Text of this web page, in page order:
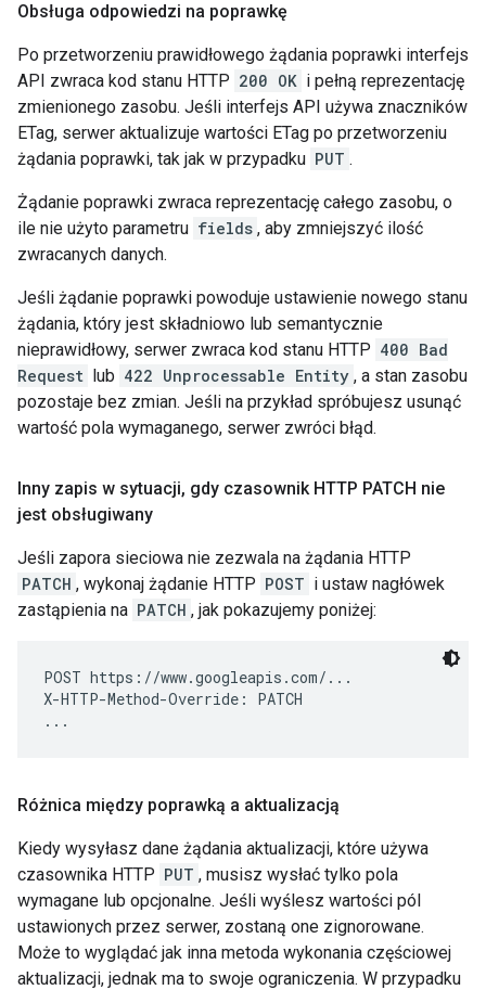
Obsługa odpowiedzi na poprawkę
Po przetworzeniu prawidłowego żądania poprawki interfejs
API zwraca kod stanu HTTP 200 OK i pełną reprezentację
zmienionego zasobu. Jeśli interfejs API używa znaczników
ETag, serwer aktualizuje wartości ETag po przetworzeniu
żądania poprawki, tak jak w przypadku PUT .
Żądanie poprawki zwraca reprezentację całego zasobu, o
ile nie użyto parametru fields , aby zmniejszyć ilość
zwracanych danych.
Jeśli żądanie poprawki powoduje ustawienie nowego stanu
żądania, który jest składniowo lub semantycznie
nieprawidłowy, serwer zwraca kod stanu HTTP 400 Bad
Request lub 422 Unprocessable Entity , a stan zasobu
pozostaje bez zmian. Jeśli na przykład spróbujesz usunąć
wartość pola wymaganego, serwer zwróci błąd.
Inny zapis w sytuacji, gdy czasownik HTTP PATCH nie
jest obsługiwany
Jeśli zapora sieciowa nie zezwala na żądania HTTP
PATCH , wykonaj żądanie HTTP POST i ustaw nagłówek
zastąpienia na PATCH , jak pokazujemy poniżej:
POST https://www.googleapis.com/...
X-HTTP-Method-Override: PATCH
Różnica między poprawką a aktualizacją
Kiedy wysyłasz dane żądania aktualizacji, które używa
czasownika HTTP PUT , musisz wysłać tylko pola
wymagane lub opcjonalne. Jeśli wyślesz wartości pól
ustawionych przez serwer, zostaną one zignorowane.
Może to wyglądać jak inna metoda wykonania częściowej
aktualizacji, jednak ma to swoje ograniczenia. W przypadku